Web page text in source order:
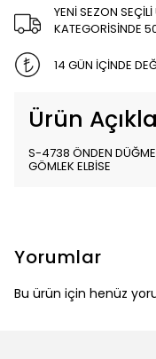
YENİ SEZON
KATEGORİSİNDE
14 GÜN İÇİNDE
Ürün
S-4738 ÖNDEN
GÖMLEK ELBİSE
Yorumlar
Bu ürün için henüz